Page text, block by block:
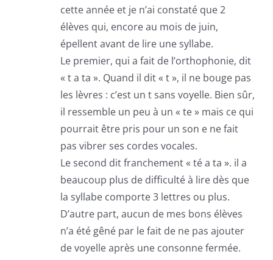
cette année et je n’ai constaté que 2
élèves qui, encore au mois de juin,
épellent avant de lire une syllabe.
Le premier, qui a fait de l’orthophonie, dit
« t a ta ». Quand il dit « t », il ne bouge pas
les lèvres : c’est un t sans voyelle. Bien sûr,
il ressemble un peu à un « te » mais ce qui
pourrait être pris pour un son e ne fait
pas vibrer ses cordes vocales.
Le second dit franchement « té a ta ». il a
beaucoup plus de difficulté à lire dès que
la syllabe comporte 3 lettres ou plus.
D’autre part, aucun de mes bons élèves
n’a été gêné par le fait de ne pas ajouter
de voyelle après une consonne fermée.